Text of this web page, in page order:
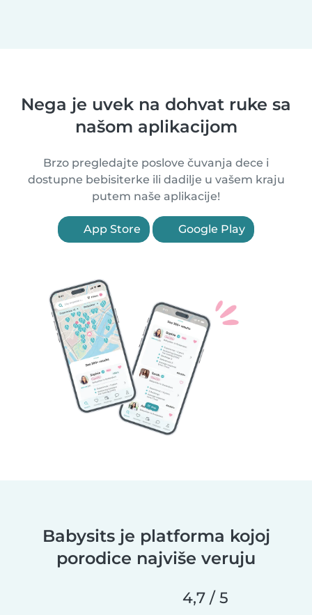
Nega je uvek na dohvat ruke sa
našom aplikacijom
Brzo pregledajte poslove čuvanja dece i
dostupne bebisiterke ili dadilje u vašem kraju
putem naše aplikacije!
App Store Google Play
Babysits je platforma kojoj
porodice najviše veruju
4,7 / 5